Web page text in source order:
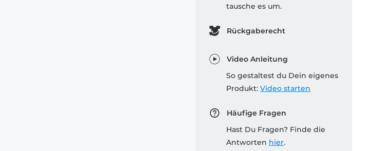
tausche es um.
Rückgaberecht
Video Anleitung
So gestaltest du Dein eigenes
Produkt: Video starten
Häufige Fragen
Hast Du Fragen? Finde die
Antworten hier.